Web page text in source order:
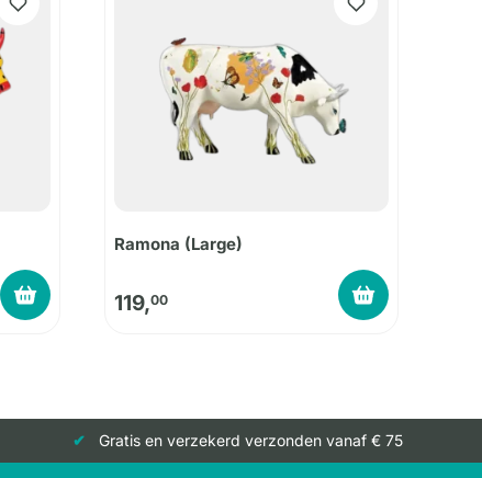
Ramona (Large)
119,00
Gratis en verzekerd verzonden vanaf € 75